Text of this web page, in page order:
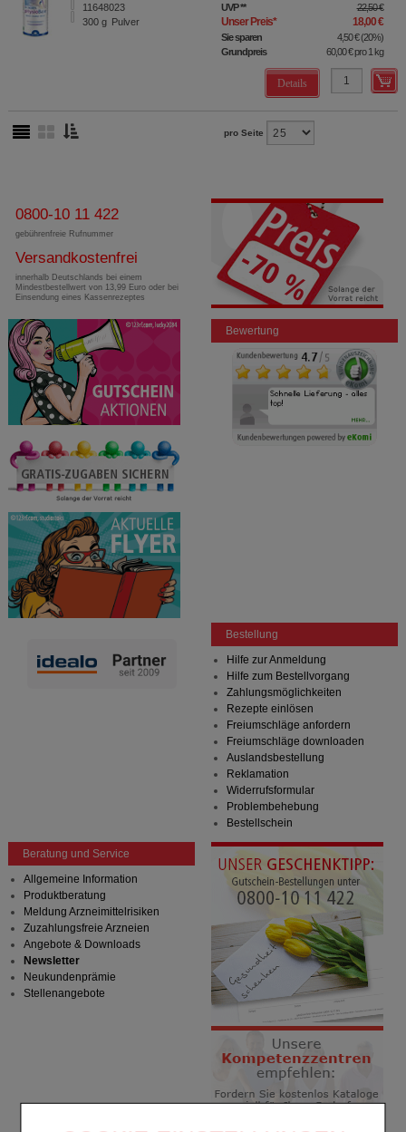
11648023
300 g Pulver
UVP** 22,50 €
Unser Preis* 18,00 €
Sie sparen 4,50 €(20%)
Grundpreis
60,00 €pro 1 kg
Details
pro Seite
0800-10 11 422
gebührenfreie Rufnummer
Versandkostenfrei
innerhalb Deutschlands bei einem
Mindestbestellwert von 13,99 Euro oder bei
Einsendung eines Kassenrezeptes
Bewertung
Bestellung
Hilfe zur Anmeldung
Hilfe zum Bestellvorgang
Zahlungsmöglichkeiten
Rezepte einlösen
Freiumschläge anfordern
Freiumschläge downloaden
Auslandsbestellung
Reklamation
Widerrufsformular
Problembehebung
Bestellschein
Beratung und Service
Allgemeine Information
Produktberatung
Meldung Arzneimittelrisiken
Zuzahlungsfreie Arzneien
Angebote & Downloads
Newsletter
Neukundenprämie
Stellenangebote